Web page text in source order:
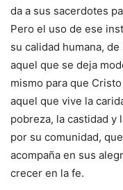
da a sus sacerdotes
Pero el uso de ese
su calidad humana,
aquel que se deja
mismo para que
aquel que vive la
pobreza, la castidad y
por su comunidad,
acompaña en sus
crecer en la fe.